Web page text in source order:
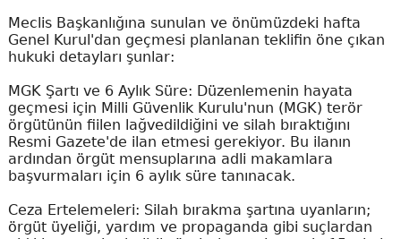
Meclis Başkanlığına sunulan ve önümüzdeki hafta
Genel Kurul'dan geçmesi planlanan teklifin öne çıkan
hukuki detayları şunlar:
MGK Şartı ve 6 Aylık Süre: Düzenlemenin hayata
geçmesi için Milli Güvenlik Kurulu'nun (MGK) terör
örgütünün fiilen lağvedildiğini ve silah bıraktığını
Resmi Gazete'de ilan etmesi gerekiyor. Bu ilanın
ardından örgüt mensuplarına adli makamlara
başvurmaları için 6 aylık süre tanınacak.
Ceza Ertelemeleri: Silah bırakma şartına uyanların;
örgüt üyeliği, yardım ve propaganda gibi suçlardan